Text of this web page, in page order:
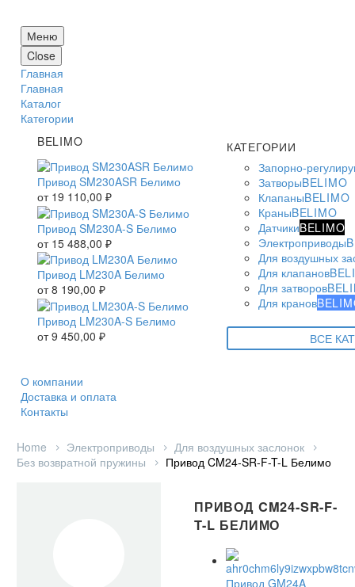
Меню
Close
Главная
Главная
Каталог
Категории
BELIMO
Привод SM230ASR Белимо
от 19 110,00 ₽
Привод SM230A-S Белимо
от 15 488,00 ₽
Привод LM230A Белимо
от8 190,00 ₽
Привод LM230A-S Белимо
от9 450,00 ₽
КАТЕГОРИИ
Запорно-
ЗатворыBELIMO
КлапаныBELIMO
КраныBELIMO
ДатчикиBELIMO
Электроприводы
Для воздушных
Для клапанов
Для затворов
Для кранов
ВСЕ
О компании
Доставка и оплата
Контакты
Home Электроприводы
Для воздушных заслонок
Без возвратной пружины
Привод CM24-SR-F-T-L Белимо
ПРИВОД CM24-SR-F-
T-L БЕЛИМО
Привод GM24A